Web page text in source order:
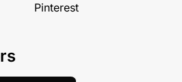
Pinterest